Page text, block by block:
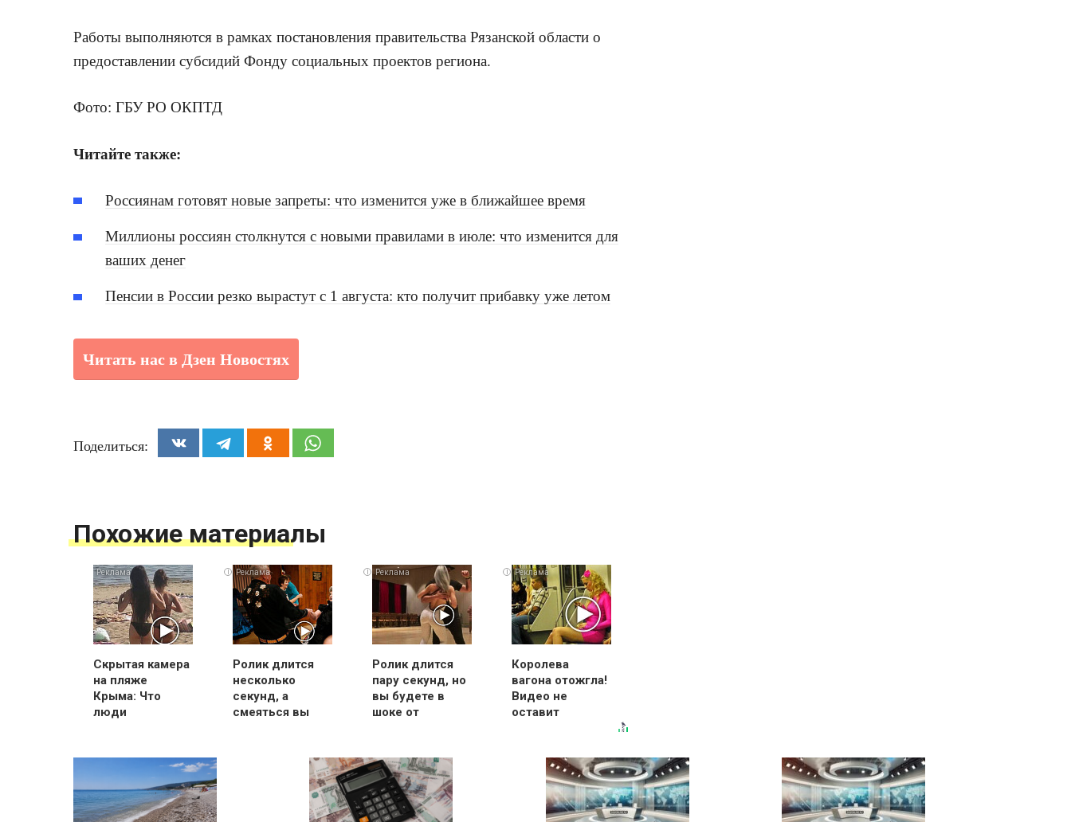
Работы выполняются в рамках постановления правительства Рязанской области о
предоставлении субсидий Фонду социальных проектов региона.
Фото: ГБУ РО ОКПТД
Читайте также:
Россиянам готовят новые запреты: что изменится уже в ближайшее время
Миллионы россиян столкнутся с новыми правилами в июле: что изменится для
ваших денег
Пенсии в России резко вырастут с 1 августа: кто получит прибавку уже летом
Читать нас в Дзен Новостях
Поделиться:
Похожие материалы
i
Скрытая камера
на пляже
Крыма: Что
люди
видят...
i
Ролик длится
несколько
секунд, а
смеяться вы
i
Ролик длится
пару секунд, но
вы будете в
шоке от
Королева
вагона отожгла!
Видео не
оставит